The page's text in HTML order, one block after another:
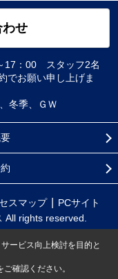
わせ
17：00 スタッフ2名
でお願い申し上げま
冬季、ＧＷ
スマップ
PCサイト
All rights reserved.
ービス向上検討を目的と
ご確認ください。